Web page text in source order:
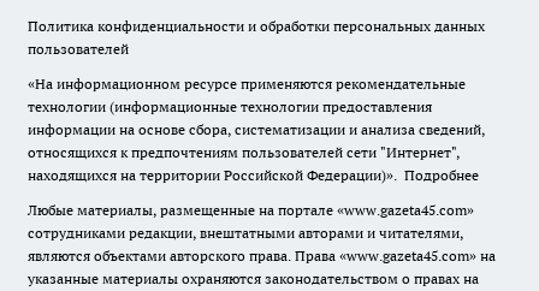
Политика конфиденциальности и обработки персональных данных
пользователей
«На информационном ресурсе применяются рекомендательные
технологии (информационные технологии предоставления
информации на основе сбора, систематизации и анализа сведений,
относящихся к предпочтениям пользователей сети "Интернет",
находящихся на территории Российской Федерации)». Подробнее
Любые материалы, размещенные на портале «www.gazeta45.com»
сотрудниками редакции, внештатными авторами и читателями,
являются объектами авторского права. Права «www.gazeta45.com» на
указанные материалы охраняются законодательством о правах на